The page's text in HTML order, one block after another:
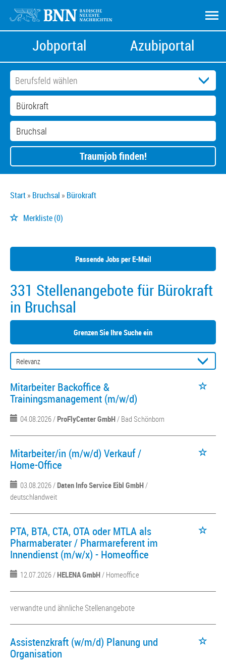
Jobportal Azubiportal
Traumjob finden!
Start Bruchsal Bürokraft
Merkliste(0)
Passende Jobs per E-Mail
331 Stellenangebote für Bürokraft
in Bruchsal
Grenzen Sie Ihre Suche ein
Mitarbeiter Backoffice &
Trainingsmanagement (m/w/d)
04.08.2026 /ProFlyCenter GmbH/ Bad Schönborn
Mitarbeiter/in (m/w/d) Verkauf /
Home-Office
03.08.2026 /Daten Info Service Eibl GmbH/
deutschlandweit
PTA, BTA, CTA, OTA oder MTLA als
Pharmaberater / Pharmareferent im
Innendienst (m/w/x) - Homeoffice
12.07.2026 /HELENA GmbH/ Homeoffice
verwandte und ähnliche Stellenangebote
Assistenzkraft (w/m/d) Planung und
Organisation